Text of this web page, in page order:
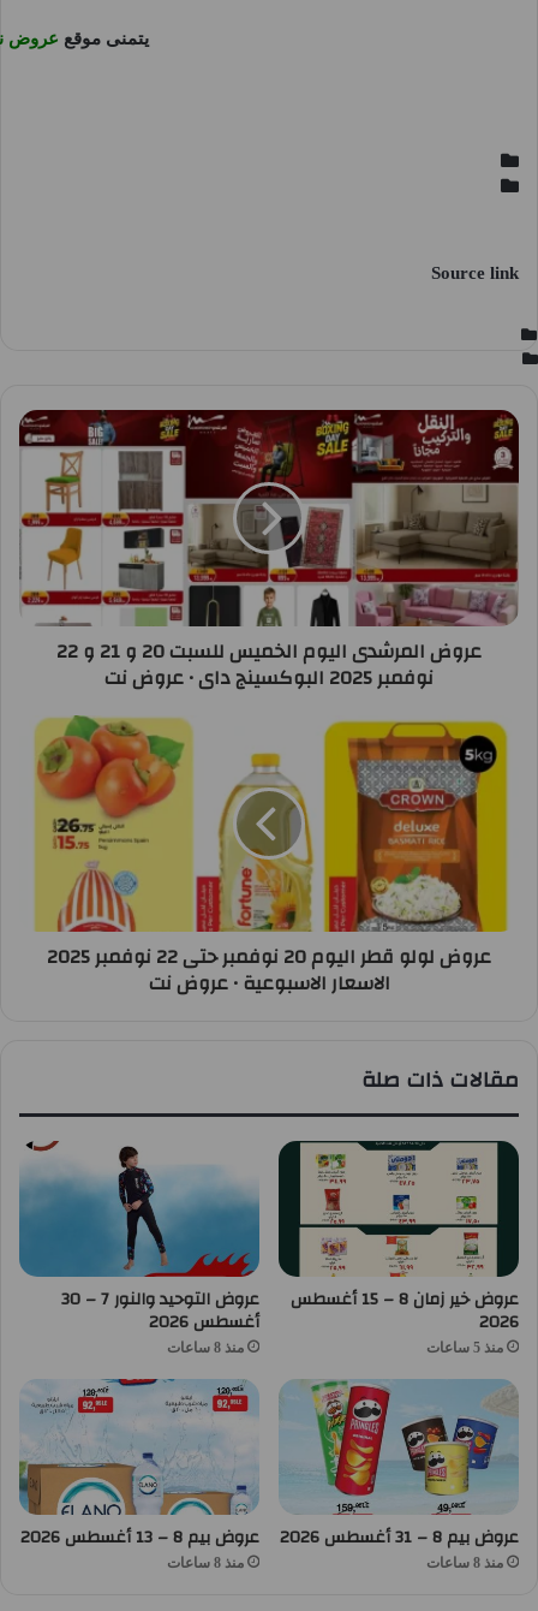
يتمنى موقع عروض
Source link
عروض المرشدى اليوم الخميس للسبت 20 و 21 و 22
نوفمبر 2025 البوكسينج داى • عروض نت
عروض لولو قطر اليوم 20 نوفمبر حتى 22 نوفمبر 2025
الاسعار الاسبوعية • عروض نت
مقالات ذات صلة
عروض خير زمان 8 – 15 أغسطس
2026
منذ 5 ساعات
عروض التوحيد والنور 7 – 30
أغسطس 2026
منذ 8 ساعات
عروض بيم 8 – 31 أغسطس 2026
منذ 8 ساعات
عروض بيم 8 – 13 أغسطس 2026
منذ 8 ساعات